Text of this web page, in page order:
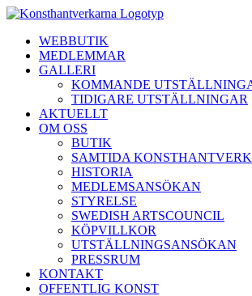
Fortsätt
innehålletWEBBUTIK
MEDLEMMAR
GALLERI
KOMMANDE
TIDIGARE UTSTÄLLNINGAR
AKTUELLT
OM OSS
BUTIK
SAMTIDA KONSTHANTVERK
HISTORIA
MEDLEMSANSÖKAN
STYRELSE
SWEDISH ARTSCOUNCIL
KÖPVILLKOR
UTSTÄLLNINGSANSÖKAN
PRESSRUM
KONTAKT
OFFENTLIG KONST